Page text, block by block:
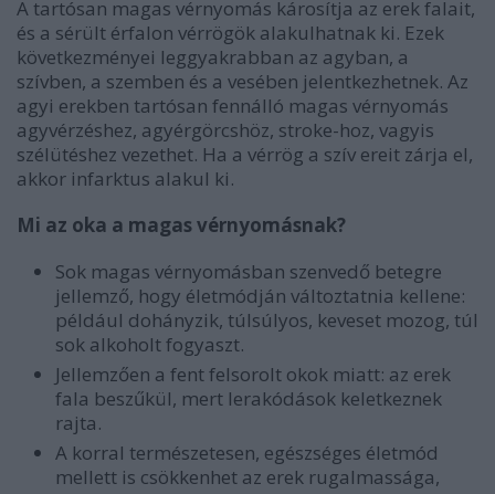
A tartósan magas vérnyomás károsítja az erek falait,
és a sérült érfalon vérrögök alakulhatnak ki. Ezek
következményei leggyakrabban az agyban, a
szívben, a szemben és a vesében jelentkezhetnek. Az
agyi erekben tartósan fennálló magas vérnyomás
agyvérzéshez, agyérgörcshöz, stroke-hoz, vagyis
szélütéshez vezethet. Ha a vérrög a szív ereit zárja el,
akkor infarktus alakul ki.
Mi az oka a magas vérnyomásnak?
Sok magas vérnyomásban szenvedő betegre
jellemző, hogy életmódján változtatnia kellene:
például dohányzik, túlsúlyos, keveset mozog, túl
sok alkoholt fogyaszt.
Jellemzően a fent felsorolt okok miatt: az erek
fala beszűkül, mert lerakódások keletkeznek
rajta.
A korral természetesen, egészséges életmód
mellett is csökkenhet az erek rugalmassága,